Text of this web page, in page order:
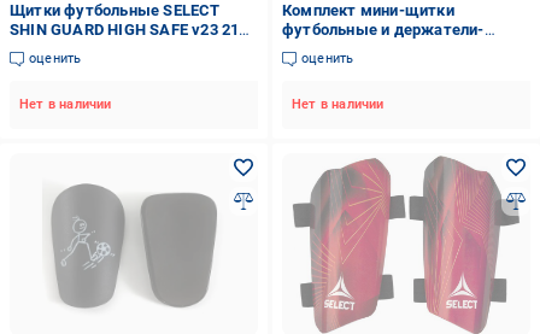
Щитки футбольные SELECT
SHIN GUARD HIGH SAFE v23 212
S Синий/Черный
оценить
Нет в наличии
Комплект мини-щитки
футбольные и держатели-
сеточки для щитков Белый
(2639281112)
оценить
Нет в наличии